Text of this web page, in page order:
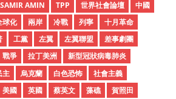
SAMIR AMIN TPP 世界社會論壇
中國
球化 兩岸 冷戰 列寧
十月革命
工黨 左翼 左翼聯盟
差事劇團
戰爭 拉丁美洲
新型冠狀病毒肺炎
主 烏克蘭 白色恐怖
社會主義
美國 英國 蔡英文 藻礁
賀照田